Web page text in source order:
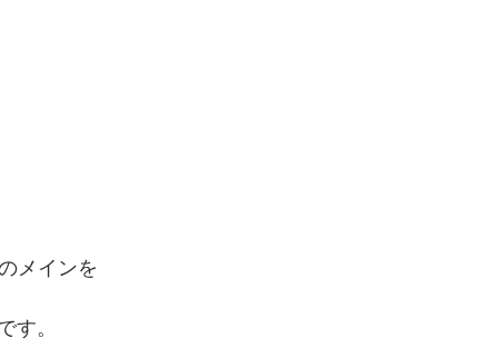
メインを
す。